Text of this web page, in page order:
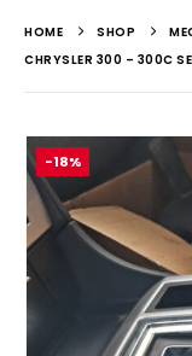
HOME SHOP
CHRYSLER 300 – 300C
-18%